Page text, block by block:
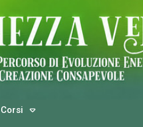
Corsi